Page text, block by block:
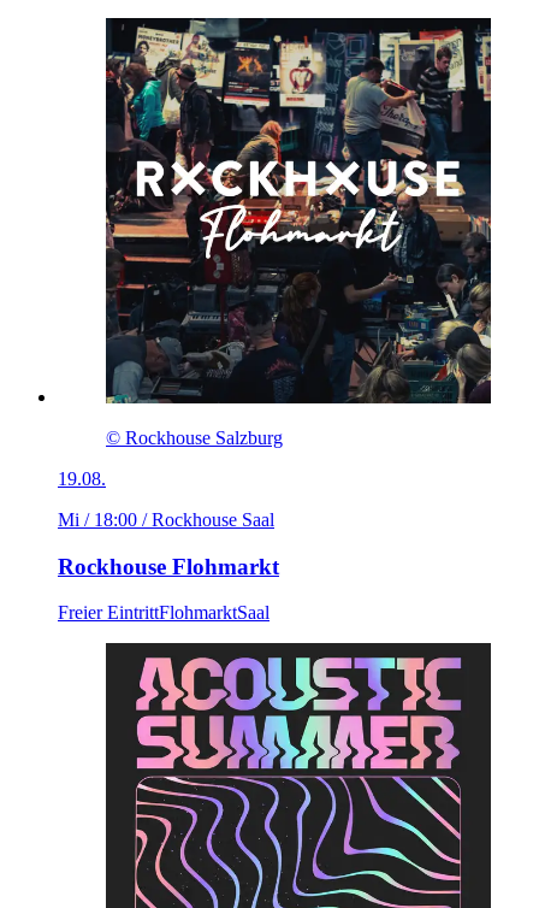
© Rockhouse Salzburg
19.08.
Mi / 18:00 / Rockhouse Saal
Rockhouse Flohmarkt
Freier EintrittFlohmarktSaal